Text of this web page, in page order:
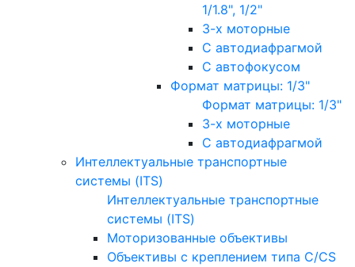
1/1.8", 1/2"
3-х моторные
С автодиафрагмой
С автофокусом
Формат матрицы: 1/3"
Формат матрицы: 1/3"
3-х моторные
С автодиафрагмой
Интеллектуальные транспортные
системы (ITS)
Интеллектуальные транспортные
системы (ITS)
Моторизованные объективы
Объективы с креплением типа C/CS